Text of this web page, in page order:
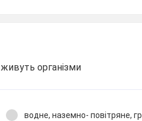
організми
водне, наземно- повітряне,